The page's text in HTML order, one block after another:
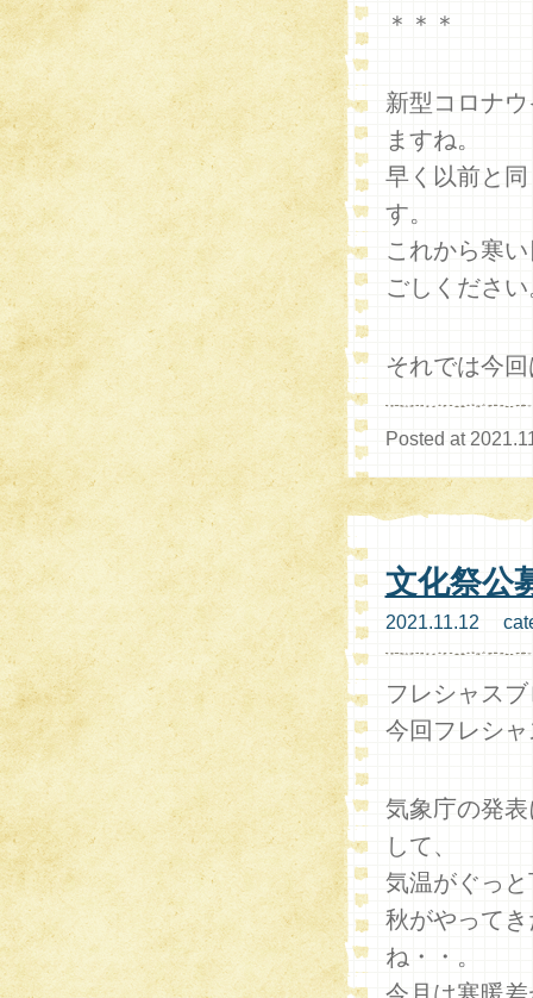
＊＊＊
新型コロナ
ますね。
早く以前と
す。
これから寒
ごしください
それでは今
Posted at
文化祭公
2021.11.12
フレシャス
今回フレシ
気象庁の発
して、
気温がぐっ
秋がやって
ね・・。